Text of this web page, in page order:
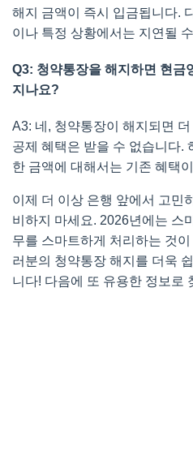
해지 금액이 즉시 입금됩니다.
이나 특정 상황에서는 지연될
Q3: 청약통장을 해지하면 현금
지나요?
A3: 네, 청약통장이 해지되면
공제 혜택은 받을 수 없습니다.
한 금액에 대해서는 기존 혜택
이제 더 이상 은행 앞에서 고민
비하지 마세요. 2026년에는 스
무를 스마트하게 처리하는 것
러분의 청약통장 해지를 더욱
니다! 다음에 또 유용한 정보로